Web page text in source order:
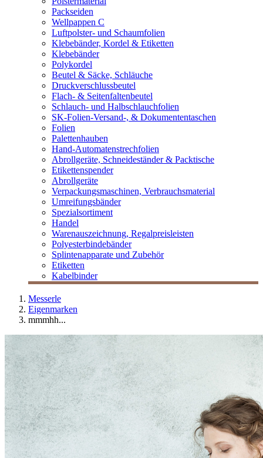
Packseiden
Wellpappen C
Luftpolster- und Schaumfolien
Klebebänder, Kordel & Etiketten
Klebebänder
Polykordel
Beutel & Säcke, Schläuche
Druckverschlussbeutel
Flach- & Seitenfaltenbeutel
Schlauch- und Halbschlauchfolien
SK-Folien-Versand-, & Dokumententaschen
Folien
Palettenhauben
Hand-Automatenstrechfolien
Abrollgeräte, Schneideständer & Packtische
Etikettenspender
Abrollgeräte
Verpackungsmaschinen, Verbrauchsmaterial
Umreifungsbänder
Spezialsortiment
Handel
Warenauszeichnung, Regalpreisleisten
Polyesterbindebänder
Splintenapparate und Zubehör
Etiketten
Kabelbinder
Messerle
Eigenmarken
mmmhh...